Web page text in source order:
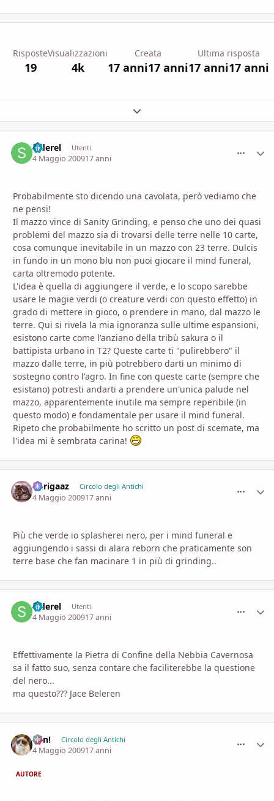
Risposte
19
Visualizzazioni
4k
Creata
17 anni17 anni
Ultima risposta
17 anni17 anni
Espandi panoramica del topic
Siderel Utenti
4 Maggio 200917 anni
Probabilmente sto dicendo una cavolata, però vediamo che
ne pensi!
Il mazzo vince di Sanity Grinding, e penso che uno dei quasi
problemi del mazzo sia di trovarsi delle terre nelle 10 carte,
cosa comunque inevitabile in un mazzo con 23 terre. Dulcis
in fundo in un mono blu non puoi giocare il mind funeral,
carta oltremodo potente.
L'idea è quella di aggiungere il verde, e lo scopo sarebbe
usare le magie verdi (o creature verdi con questo effetto) in
grado di mettere in gioco, o prendere in mano, dal mazzo le
terre. Qui si rivela la mia ignoranza sulle ultime espansioni,
esistono carte come l'anziano della tribù sakura o il
battipista urbano in T2? Queste carte ti "pulirebbero" il
mazzo dalle terre, in più potrebbero darti un minimo di
sostegno contro l'agro. In fine con queste carte (sempre che
esistano) potresti andarti a prendere un'unica palude nel
mazzo, apparentemente inutile ma sempre reperibile (in
questo modo) e fondamentale per usare il mind funeral.
Ripeto che probabilmente ho scritto un post di scemate, ma
l'idea mi è sembrata carina!
Darigaaz Circolo degli Antichi
4 Maggio 200917 anni
Più che verde io splasherei nero, per i mind funeral e
aggiungendo i sassi di alara reborn che praticamente son
terre base che fan macinare 1 in più di grinding..
Siderel Utenti
4 Maggio 200917 anni
Effettivamente la Pietra di Confine della Nebbia Cavernosa
sa il fatto suo, senza contare che faciliterebbe la questione
del nero...
ma questo??? Jace Beleren
Ren! Circolo degli Antichi
4 Maggio 200917 anni
AUTORE